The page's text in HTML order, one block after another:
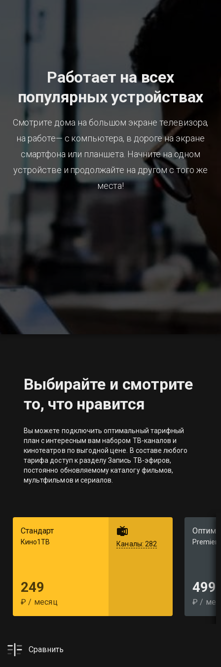
Работает на всех
популярных устройствах
Смотрите дома на большом экране телевизора,
на работе— с компьютера, в дороге на экране
смартфона или планшета. Начните на одном
устройстве и продолжайте на другом с того же
места!
Выбирайте и смотрите
то, что нравится
Вы можете подключить оптимальный тарифный
план с интересным вам набором ТВ-каналов и
кинотеатров по выгодной цене. В составе любого
тарифа доступ к разделу Запись ТВ-эфиров,
постоянно обновляемому каталогу фильмов,
мультфильмов и сериалов.
Стандарт
Кино1ТВ
249
₽ / месяц
Каналы: 282
Оптима
Premier
499
₽ /
Сравнить